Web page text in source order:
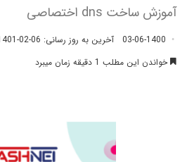
آموزش ساخت dns اختصاصی
03-06-1400 آخرین به روز رسانی: 06-02-1401
خواندن این مطلب 1 دقیقه زمان میبرد